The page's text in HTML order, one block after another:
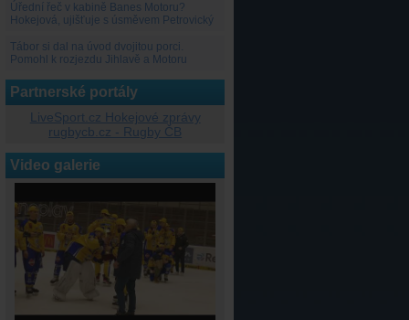
Úřední řeč v kabině Banes Motoru?
Hokejová, ujišťuje s úsměvem Petrovický
Tábor si dal na úvod dvojitou porci.
Pomohl k rozjezdu Jihlavě a Motoru
Partnerské portály
LiveSport.cz Hokejové zprávy
rugbycb.cz - Rugby ČB
Video galerie